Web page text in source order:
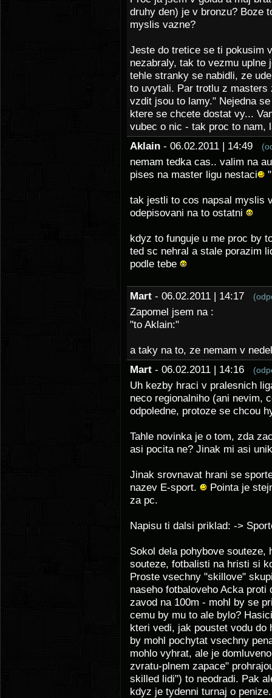
druhy den) je v bronzu? Boze
myslis vazne?
Jeste do tretice se ti pokusim
nezabraly, tak to vezmu uplne
tehle stranky se nabidli, ze
to uvytali. Par trotlu z
vzdit jsou to lamy." Nejedna
ktere se chcete dostat vy...
vubec o nic - tak proc to nam,
Aklain - 06.02.2011 | 14:49
nemam tedka cas.. valim na
pises na master ligu nestaci
"
tak jestli to cos napsal myslis
odepisovani na to ostatni
kdyz to funguje u me proc by
ted sc nehral a stale porazim
podle tebe
Mart - 06.02.2011 | 14:17
Zapomel jsem na :
"to Aklain:"
a taky na to, ze nemam v
Mart - 06.02.2011 | 14:16
Uh kezby hraci v pralesnich
neco regionalniho (ani nevim,
odpoledne, protoze se chcou
Tahle novinka je o tom, zda
asi pocita ne? Jinak mi asi
Jinak srovnavat hrani se
nazev E-sport.
Pointa je
za pc.
Napisu ti dalsi priklad: ->
Sokol dela pohybove
souteze, fotbalisti na hristi si
Proste vsechny "skillove"
naseho fotbaloveho Acka
zavod na 100m - mohl by se
cemu by mu to ale bylo?
kteri vedi, jak poustet vodu do
by mohl pochytat vsechny
mohlo vyhrat, ale je
zvratu-plnem zapace"
skilled lidi") to neodradi. Pak
kdyz je tydenni turnaj o